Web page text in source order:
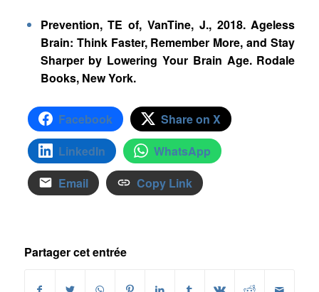
Prevention, TE of, VanTine, J., 2018. Ageless
Brain: Think Faster, Remember More, and Stay
Sharper by Lowering Your Brain Age. Rodale
Books, New York.
Facebook
Share on X
LinkedIn
WhatsApp
Email
Copy Link
Partager cet entrée